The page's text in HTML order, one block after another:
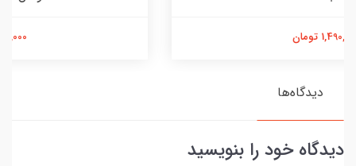
دیدگاه‌ها
دیدگاه خود را بنویسید